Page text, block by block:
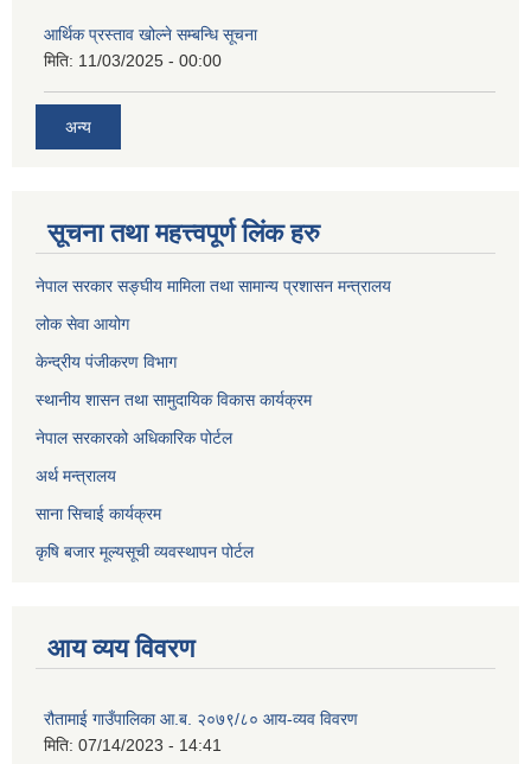
आर्थिक प्रस्ताव खोल्ने सम्बन्धि सूचना
मिति: 11/03/2025 - 00:00
अन्य
सूचना तथा महत्त्वपूर्ण लिंक हरु
नेपाल सरकार सङ्घीय मामिला तथा सामान्य प्रशासन मन्त्रालय
लोक सेवा आयोग
केन्द्रीय पंजीकरण विभाग
स्थानीय शासन तथा सामुदायिक विकास कार्यक्रम
नेपाल सरकारको अधिकारिक पोर्टल
अर्थ मन्त्रालय
साना सिचाई कार्यक्रम
कृषि बजार मूल्यसूची व्यवस्थापन पोर्टल
आय व्यय विवरण
रौतामाई गाउँपालिका आ.ब. २०७९/८० आय-व्यव विवरण
मिति: 07/14/2023 - 14:41